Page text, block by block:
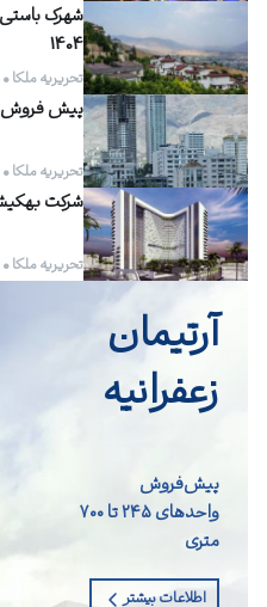
شهرک
1404
تحریریه ملکا • ۱ آذر ۱۴۰۴
پیش فروش
تحریریه ملکا • ۲۷ آذر ۱۴۰۴
شرکت بهکیش
تحریریه ملکا • ۱ آذر ۱۴۰۴
آرتیمان
زعفرانیه
پیش‌فروش
واحد‌های ۲۴۵ تا ۷۰۰
متری
اطلاعات بیشتر